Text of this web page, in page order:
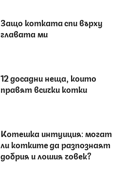
Защо котката спи върху
главата ми
12 досадни неща, които
правят всички котки
Котешка интуиция: могат
ли котките да разпознаят
добрия и лошия човек?